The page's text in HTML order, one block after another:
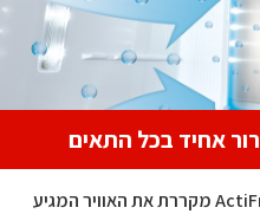
טכנולוגיית ActiFresh Hybrid Cooling מקררת את האוויר המגיע